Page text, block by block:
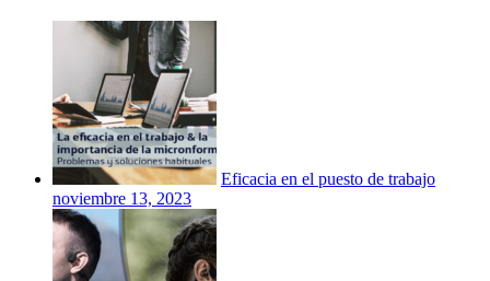
Eficacia en el puesto de trabajo
noviembre 13, 2023